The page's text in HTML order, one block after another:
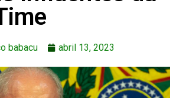
babacu abril 13, 2023